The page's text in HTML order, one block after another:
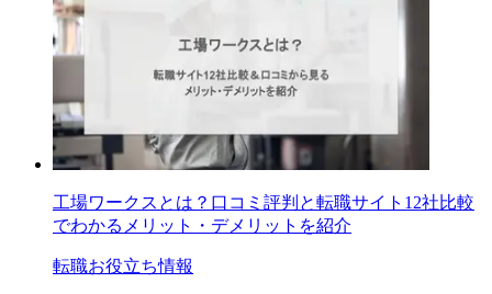
工場ワークスとは？口コミ評判と転職サイト12社比較
でわかるメリット・デメリットを紹介
転職お役立ち情報